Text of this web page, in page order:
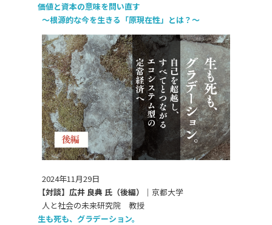
価値と資本の意味を問い直す
～根源的な今を生きる「原現在性」とは？～
2024年11月29日
【対談】広井 良典 氏（後編）｜ 京都大学
人と社会の未来研究院 教授
生も死も、グラデーション。